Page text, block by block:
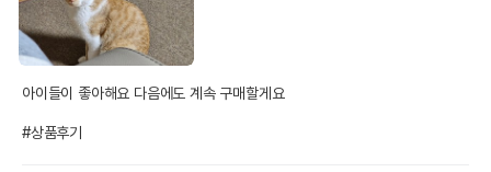
아이들이 좋아해요 다음에도 계속 구매할게요
#상품후기